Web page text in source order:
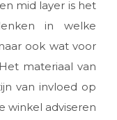
mid layer is het
in welke
ook wat voor
materiaal van
van invloed op
winkel adviseren